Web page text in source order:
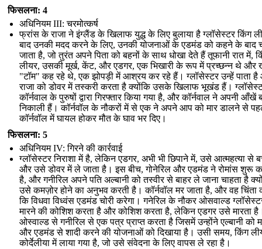
फिसलना: 4
अधिनियम III: चरमोत्कर्ष
फ्रांस के राजा ने इंग्लैंड के खिलाफ युद्ध के लिए बुलाया है ग्लॉसेस्टर किंग
बाद उनकी मदद करने के लिए, उनकी योजनाओं के एडमंड को कहने के बाद
जाता है, जो तुरंत अपने पिता को बहनों के साथ धोखा देते हैं तूफानी रात में,
लीयर, उसकी मूर्ख, केंट, और एडगर, एक भिखारी के रूप में प्रच्छन्न थे और
"टॉम" कह रहे थे, एक झोपड़ी में आश्रय कर रहे हैं। ग्लॉसेस्टर उन्हें पाता
राजा को डोवर में तस्करी करता है क्योंकि उसके खिलाफ भूखंड हैं।
कॉर्नवाल के पुरुषों द्वारा गिरफ्तार किया गया है, और कॉर्नवाल ने अपनी आँखें
निकाली हैं। कॉर्नवॉल के नौकरों में से एक ने अपने आप को मार डालने से
कॉर्नवॉल में घायल होकर मौत के घाव भर दिए।
फिसलना: 5
अधिनियम IV: गिरने की कार्रवाई
ग्लॉसेस्टर निराशा में है, लेकिन एडगर, अभी भी छिपाने में, उसे आत्महत्या से
और उसे डोवर में ले जाता है। इस बीच, गोनेरिल और एडमंड ने रोमांस शुरू
है, और गनीरिल अपने पति अल्बानी को तस्वीर से बाहर ले जाना चाहता है
उसे कमज़ोर होने का अनुभव करती है। कॉर्नवॉल मर जाता है, और वह चिंता
कि विधवा विध्वंस एडमंड चोरी करेगा। गनेरिल के नौकर ओसवाल्ड
मारने की कोशिश करता है और कोशिश करता है, लेकिन एडगर उसे मारता
ओस्वाल्ड से गनीरिल से एक पत्र प्राप्त करता है जिसमें उन्होंने एल्बानी को
और एडमंड से शादी करने की योजनाओं को दिखाया है। उसी समय, किंग
कोर्देलीया में लाया गया है, जो उसे संवेदना के लिए वापस ले रहा है।